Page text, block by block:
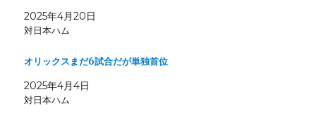
2025年4月20日
対日本ハム
オリックスまだ6試合だが単独首位
2025年4月4日
対日本ハム